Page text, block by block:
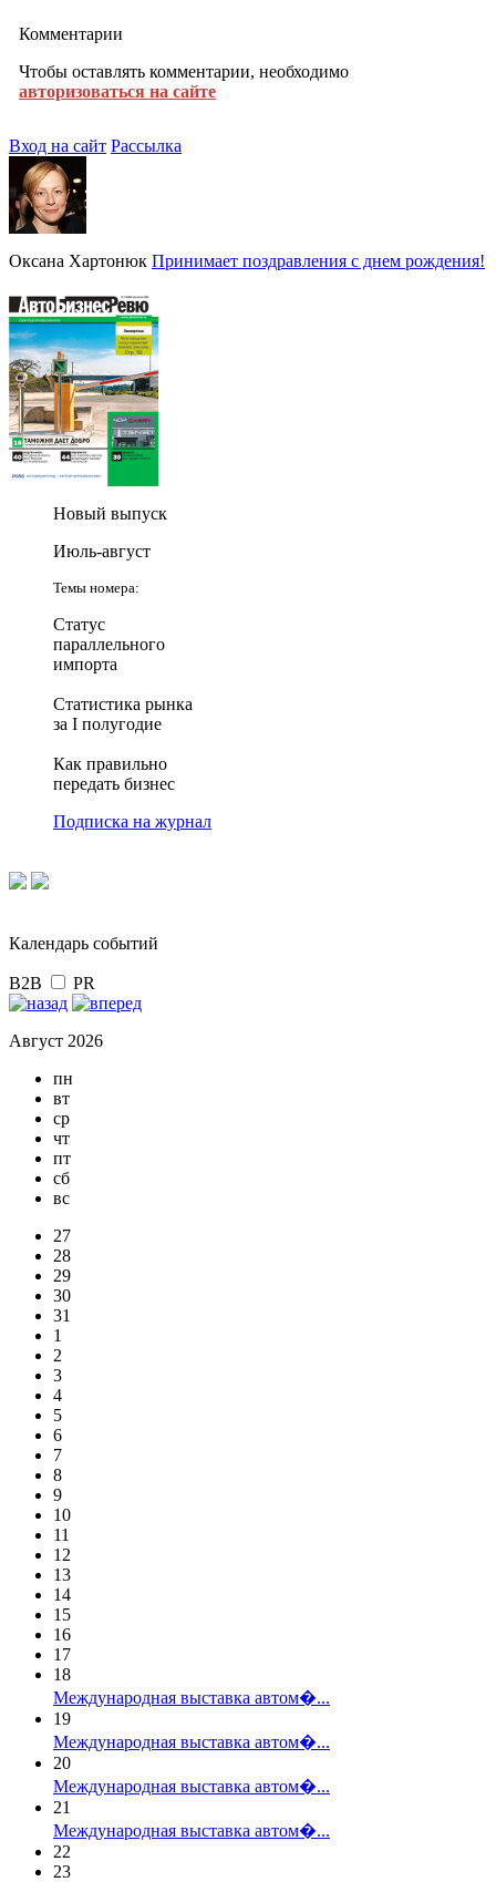
Комментарии
Чтобы оставлять комментарии, необходимо
авторизоваться на сайте
Вход на сайт Рассылка
Оксана Хартонюк Принимает поздравления с днем рождения!
Новый выпуск
Июль-август
Темы номера:
Статус
параллельного
импорта
Статистика рынка
за I полугодие
Как правильно
передать бизнес
Подписка на журнал
Календарь событий
B2B PR
Август 2026
пн
вт
ср
чт
пт
сб
вс
27
28
29
30
31
1
2
3
4
5
6
7
8
9
10
11
12
13
14
15
16
17
18
Международная выставка автом�...
19
Международная выставка автом�...
20
Международная выставка автом�...
21
Международная выставка автом�...
22
23